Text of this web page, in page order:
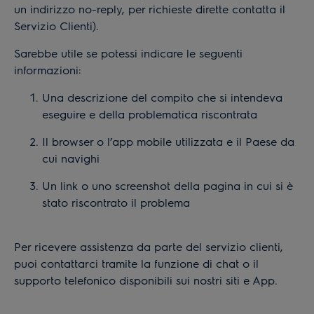
un indirizzo no-reply, per richieste dirette contatta il
Servizio Clienti).
Sarebbe utile se potessi indicare le seguenti
informazioni:
Una descrizione del compito che si intendeva
eseguire e della problematica riscontrata
Il browser o l’app mobile utilizzata e il Paese da
cui navighi
Un link o uno screenshot della pagina in cui si è
stato riscontrato il problema
Per ricevere assistenza da parte del servizio clienti,
puoi contattarci tramite la funzione di chat o il
supporto telefonico disponibili sui nostri siti e App.